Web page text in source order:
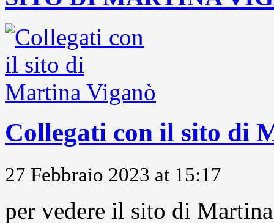
Collegati con il sito di
27 Febbraio 2023 at 15:17
per vedere il sito di